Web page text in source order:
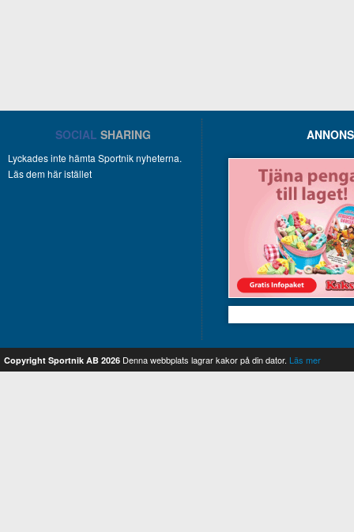
SOCIAL SHARING
Lyckades inte hämta Sportnik nyheterna.
Läs dem här istället
Copyright Sportnik AB 2026 Denna webbplats lagrar kakor på din dator. Läs mer